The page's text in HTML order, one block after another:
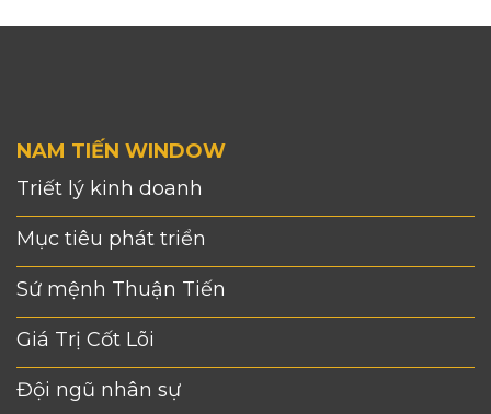
NAM TIẾN WINDOW
Triết lý kinh doanh
Mục tiêu phát triển
Sứ mệnh Thuận Tiến
Giá Trị Cốt Lõi
Đội ngũ nhân sự